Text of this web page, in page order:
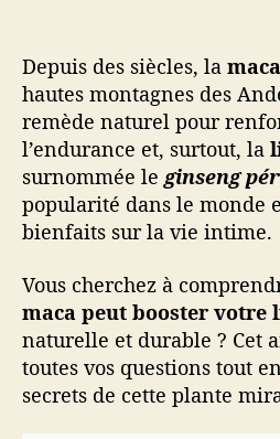
t
i
c
l
e
l
e
Depuis des siècles, la maca
hautes montagnes des
remède naturel pour
l’endurance et, surtout, la
surnommée le ginseng
popularité dans le monde
bienfaits sur la vie intime.
Vous cherchez à
maca peut booster votre
naturelle et durable ? Cet
toutes vos questions tout
secrets de cette plante